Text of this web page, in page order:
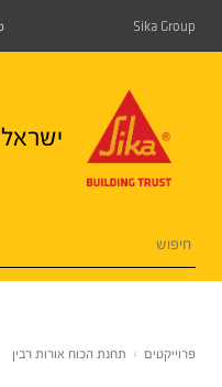
Sika Group
ישראל
פרוייקטים › תחנת הכוח אורות רבין